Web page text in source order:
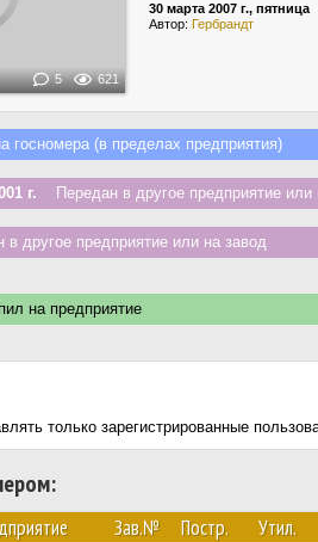
5 621
30 марта 2007 г., пятница
Автор: Гербрандт
(в пределах предприятия)
г. Передан в другое предприятие или
другое предприятие или на завод
на предприятие
только зарегистрированные
Зав.№ Постр. Утил.